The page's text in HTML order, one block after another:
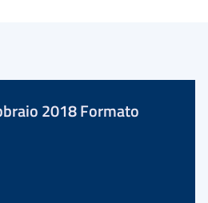
2018 Formato